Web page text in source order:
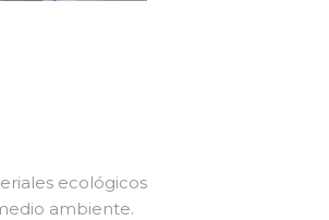
ecológicos
ambiente.